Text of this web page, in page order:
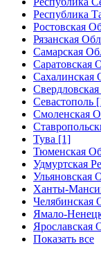
Республика
Ростовская
Рязанская
Самарская
Саратовская
Сахалинская
Севастополь
Смоленская
Тува [1]
Тюменская
Удмуртская
Ульяновская
Ханты-
Челябинская
Ямало-
Ярославская
Показать все